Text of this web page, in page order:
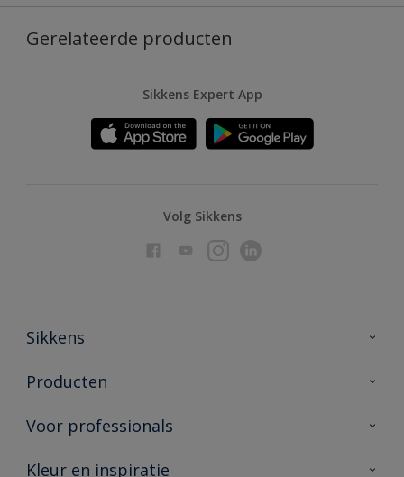
Gerelateerde producten
Sikkens Expert App
Volg Sikkens
Sikkens
Over Sikkens
Duurzaamheid
Producten
Producten voor binnen
Vind je verkooppunt
Voor professionals
Advies & service
Kleur en inspiratie